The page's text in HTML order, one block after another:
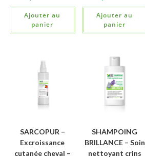
Ajouter au
panier
Ajouter au
panier
SARCOPUR –
Excroissance
cutanée cheval –
SHAMPOING
BRILLANCE – Soin
nettoyant crins